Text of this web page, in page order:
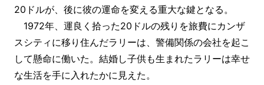
20ドルが、後に彼の運命を変える重大な鍵となる。
1972年、運良く拾った20ドルの残りを旅費にカンザ
スシティに移り住んだラリーは、警備関係の会社を起こ
して懸命に働いた。結婚し子供も生まれたラリーは幸せ
な生活を手に入れたかに見えた。